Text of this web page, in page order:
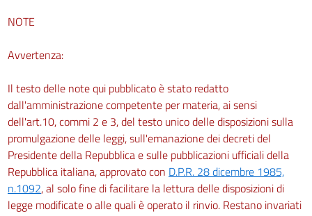
31
Capo III
Cessazione dell'attività del debitore
33
34
35
36
Capo IV
NOTE
Avvertenza:
Il testo delle note qui pubblicato è stato redatto
dall'amministrazione competente per materia, ai sensi
dell'art.10, commi 2 e 3, del testo unico delle disposizioni sulla
promulgazione delle leggi, sull'emanazione dei decreti del
Presidente della Repubblica e sulle pubblicazioni ufficiali della
Repubblica italiana, approvato con D.P.R. 28 dicembre 1985,
n.1092, al solo fine di facilitare la lettura delle disposizioni di
legge modificate o alle quali è operato il rinvio. Restano invariati